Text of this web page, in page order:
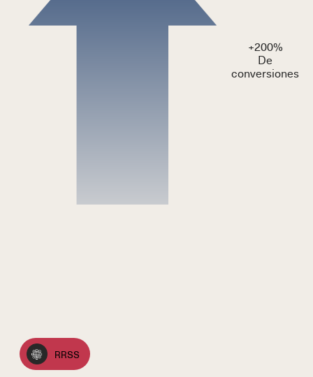
+200%
De
conversiones
RRSS